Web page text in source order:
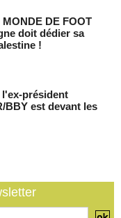
Moyen-Orient,
sollicitent un
la coopération
DE FOOT
doit dédier sa
!
l'ex-président
BBY est devant les